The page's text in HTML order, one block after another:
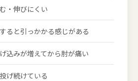
・伸びにくい
ると引っかかる感じがある
込みが増えてから肘が痛い
げ続けている